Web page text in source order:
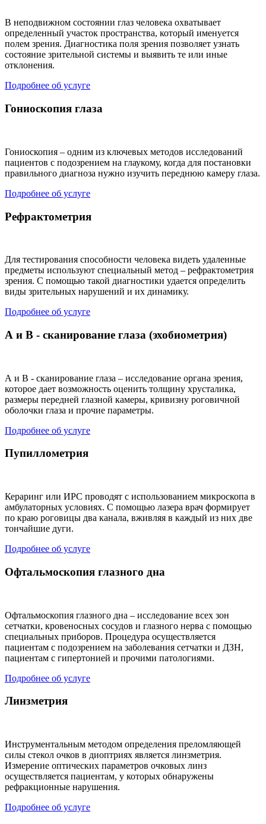
В неподвижном состоянии глаз человека охватывает
определенный участок пространства, который именуется
полем зрения. Диагностика поля зрения позволяет узнать
состояние зрительной системы и выявить те или иные
отклонения.
Подробнее об услуге
Гониоскопия глаза
Гониоскопия – одним из ключевых методов исследований
пациентов с подозрением на глаукому, когда для постановки
правильного диагноза нужно изучить переднюю камеру глаза.
Подробнее об услуге
Рефрактометрия
Для тестирования способности человека видеть удаленные
предметы используют специальный метод – рефрактометрия
зрения. С помощью такой диагностики удается определить
виды зрительных нарушений и их динамику.
Подробнее об услуге
А и В - сканирование глаза (эхобиометрия)
А и В - сканирование глаза – исследование органа зрения,
которое дает возможность оценить толщину хрусталика,
размеры передней глазной камеры, кривизну роговичной
оболочки глаза и прочие параметры.
Подробнее об услуге
Пупиллометрия
Кераринг или ИРС проводят с использованием микроскопа в
амбулаторных условиях. С помощью лазера врач формирует
по краю роговицы два канала, вживляя в каждый из них две
тончайшие дуги.
Подробнее об услуге
Офтальмоскопия глазного дна
Офтальмоскопия глазного дна – исследование всех зон
сетчатки, кровеносных сосудов и глазного нерва с помощью
специальных приборов. Процедура осуществляется
пациентам с подозрением на заболевания сетчатки и ДЗН,
пациентам с гипертонией и прочими патологиями.
Подробнее об услуге
Линзметрия
Инструментальным методом определения преломляющей
силы стекол очков в диоптриях является линзметрия.
Измерение оптических параметров очковых линз
осуществляется пациентам, у которых обнаружены
рефракционные нарушения.
Подробнее об услуге